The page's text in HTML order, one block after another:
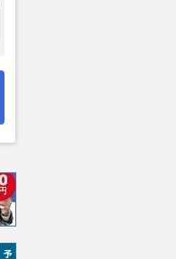
VX 4WD
払総額